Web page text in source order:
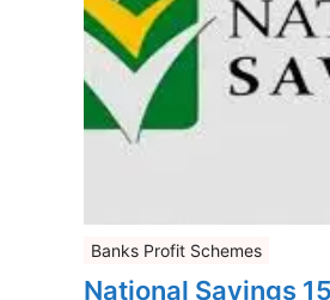
Banks Profit Schemes
National Savings